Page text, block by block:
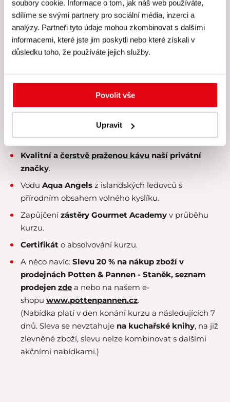
soubory cookie. Informace o tom, jak náš web používáte,
sdílíme se svými partnery pro sociální média, inzerci a
analýzy. Partneři tyto údaje mohou zkombinovat s dalšími
informacemi, které jste jim poskytli nebo které získali v
důsledku toho, že používáte jejich služby.
Povolit vše
Upravit
Cena všech našich kurzů
zahrnuje
Skutečně individuální péči lektora a personálu –
.
Kvalitní rozlévanévíno od Simply Wines.
Nabídku konzumace exkluzivních
Kusmi Tea.
Kvalitní a čerstvě praženou kávu naší privátní
značky.
Vodu Aqua Angels z islandských ledovců s
přírodním obsahem volného kyslíku.
Zapůjčenízástěry Gourmet Academy v průběhu
kurzu.
Certifikát o absolvování kurzu.
A něco navíc: Slevu 20 % na nákup zboží v
prodejnách Potten & Pannen - Staněk, seznam
prodejen zde a nebo na našem e-
shopu www.pottenpannen.cz.
(Nabídka platí v den konání kurzu a následujících 7
dnů. Sleva se nevztahuje na kuchařské knihy, na již
zlevněné zboží, slevu nelze kombinovat s dalšími
akčními nabídkami.)